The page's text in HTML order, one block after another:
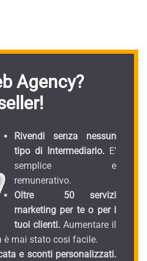
Agency?
Rivendi senza nessun
tipo di Intermediario. E'
semplice e
remunerativo.
Oltre 50 servizi
marketing per te o per i
tuoi clienti. Aumentare il
mai stato cosi facile.
e sconti personalizzati.